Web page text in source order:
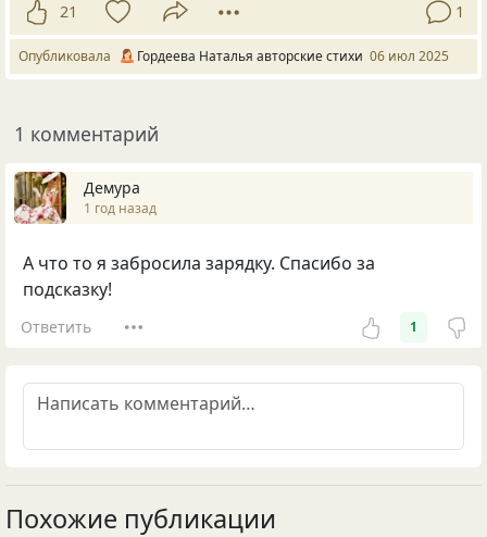
21 1
Опубликовала Гордеева Наталья авторские стихи 06 июл 2025
1 комментарий
Демура
1 год назад
А что то я забросила зарядку. Спасибо за
подсказку!
Ответить 1
Похожие публикации